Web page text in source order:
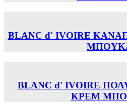
BLANC d' IVOIRE
BLANC d' IVOIRE
ΚΡΕΜ